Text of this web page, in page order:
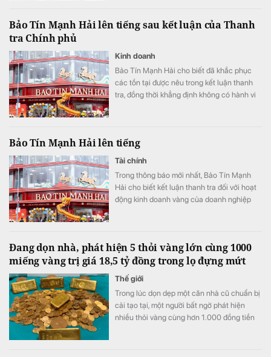
Bảo Tín Mạnh Hải lên tiếng sau kết luận của Thanh
tra Chính phủ
Kinh doanh
Bảo Tín Mạnh Hải cho biết đã khắc phục
các tồn tại được nêu trong kết luận thanh
tra, đồng thời khẳng định không có hành vi
Bảo Tín Mạnh Hải lên tiếng
Tài chính
Trong thông báo mới nhất, Bảo Tín Mạnh
Hải cho biết kết luận thanh tra đối với hoạt
động kinh doanh vàng của doanh nghiệp
Đang dọn nhà, phát hiện 5 thỏi vàng lớn cùng 1000
miếng vàng trị giá 18,5 tỷ đồng trong lọ đựng mứt
Thế giới
Trong lúc dọn dẹp một căn nhà cũ chuẩn bị
cải tạo tại, một người bất ngờ phát hiện
nhiều thỏi vàng cùng hơn 1.000 đồng tiền